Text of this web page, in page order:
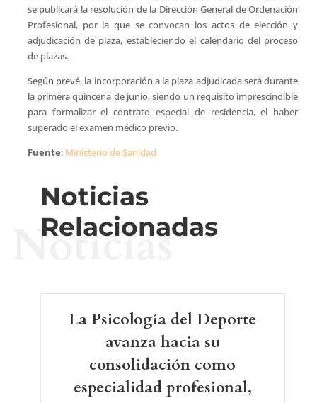
se publicará la resolución de la Dirección General de Ordenación
Profesional, por la que se convocan los actos de elección y
adjudicación de plaza, estableciendo el calendario del proceso
de plazas.
Según prevé, la incorporación a la plaza adjudicada será durante
la primera quincena de junio, siendo un requisito imprescindible
para formalizar el contrato especial de residencia, el haber
superado el examen médico previo.
Fuente: Ministerio de Sanidad
Noticias
Relacionadas
Noticias
La Psicología del Deporte
avanza hacia su
consolidación como
especialidad profesional,